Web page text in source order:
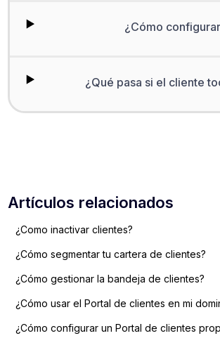
¿Cómo
¿Qué pasa si el cliente
Artículos relacionados
¿Como inactivar clientes?
¿Cómo segmentar tu cartera de clientes?
¿Cómo gestionar la bandeja de clientes?
¿Cómo usar el Portal de clientes en mi
¿Cómo configurar un Portal de clientes